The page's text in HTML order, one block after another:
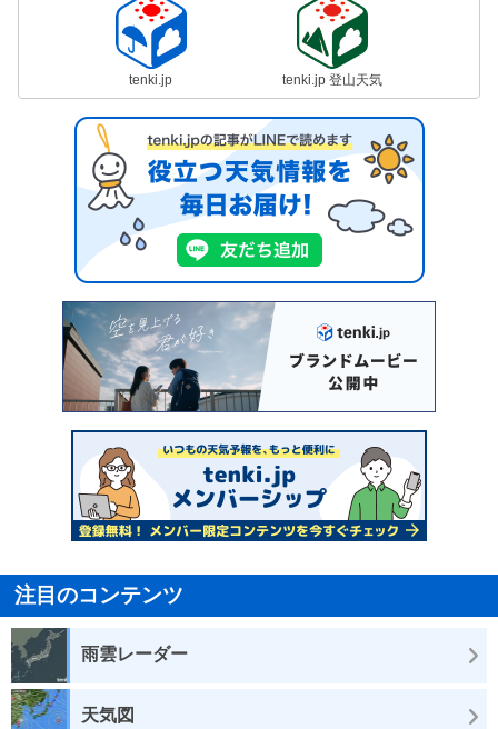
tenki.jp tenki.jp 登山天気
注目のコンテンツ
雨雲レーダー
天気図